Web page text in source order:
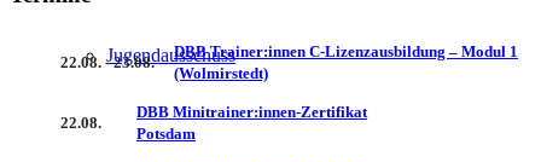
Jugendausschuss
22.08. - 23.08.
DBB Trainer:innen C-Lizenzausbildung – Modul 1
(Wolmirstedt)
22.08.
DBB Minitrainer:innen-Zertifikat
Potsdam